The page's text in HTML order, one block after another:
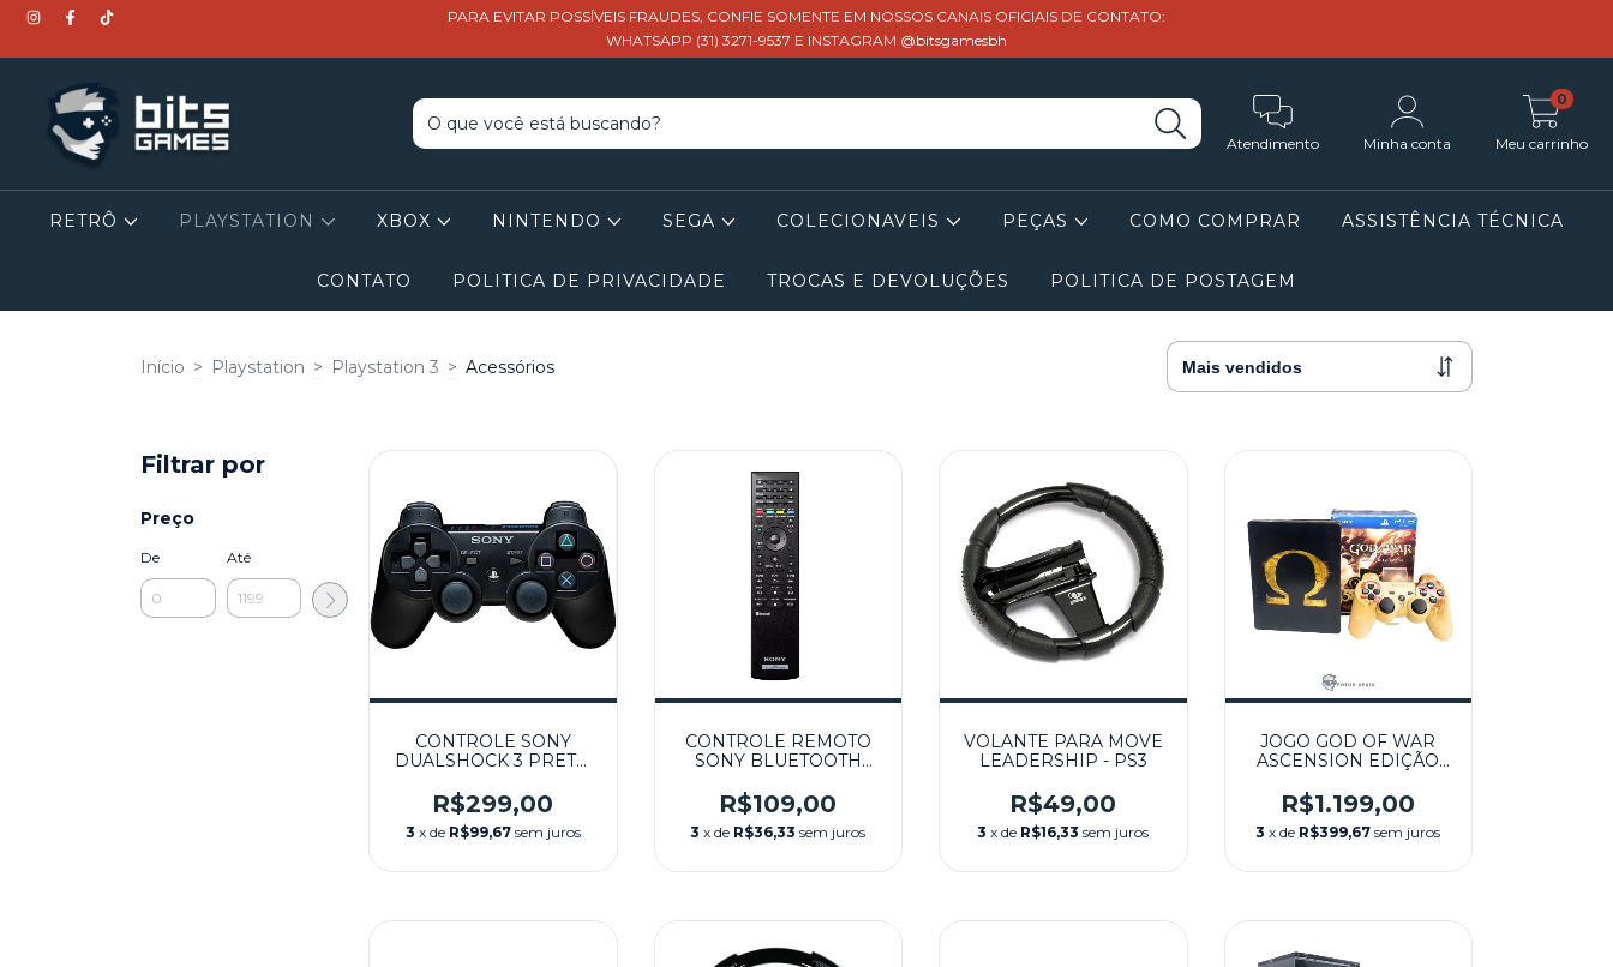
PARA EVITAR POSSÍVEIS FRAUDES, CONFIE SOMENTE EM NOSSOS CANAIS OFICIAIS DE CONTATO:
WHATSAPP (31) 3271-9537 E INSTAGRAM @bitsgamesbh
Atendimento Minha conta Meu carrinho
0
RETRÔ PLAYSTATION XBOX NINTENDO SEGA COLECIONAVEIS PEÇAS COMO COMPRAR ASSISTÊNCIA TÉCNICA
CONTATO POLITICA DE PRIVACIDADE TROCAS E DEVOLUÇÕES POLITICA DE POSTAGEM
Início > Playstation > Playstation 3 > Acessórios
Filtrar por
Preço
De Até
CONTROLE SONY
DUALSHOCK 3 PRETO
R$299,00
3 x de R$99,67 sem juros
CONTROLE REMOTO
SONY BLUETOOTH
PS3
R$109,00
3 x de R$36,33 sem juros
VOLANTE PARA MOVE
LEADERSHIP - PS3
R$49,00
3 x de R$16,33 sem juros
JOGO GOD OF WAR
ASCENSION EDIÇÃO
SEMINOVO – PS3
R$1.199,00
3 x de R$399,67 sem juros